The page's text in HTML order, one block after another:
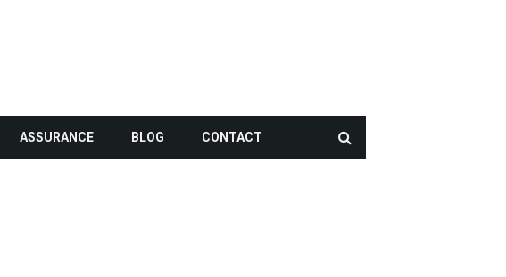
ASSURANCE BLOG CONTACT